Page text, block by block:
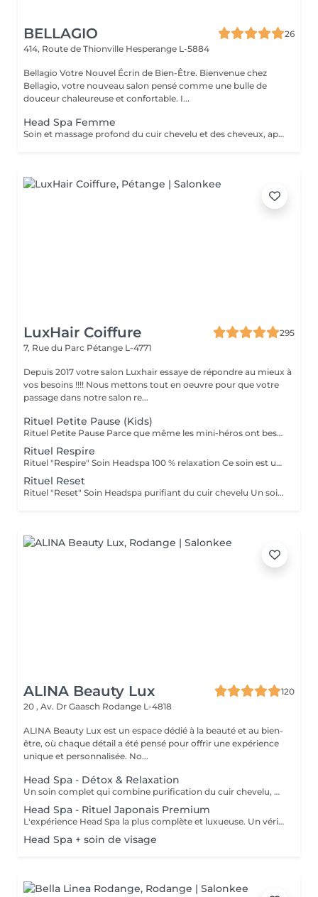
BELLAGIO
26
414, Route de Thionville Hesperange L-5884
Bellagio Votre Nouvel Écrin de Bien-Être. Bienvenue chez
Bellagio, votre nouveau salon pensé comme une bulle de
douceur chaleureuse et confortable. I...
Head Spa Femme
Soin et massage profond du cuir chevelu et des cheveux, après le soins un brushing ou séchage naturelle .
LuxHair Coiffure
295
7, Rue du Parc Pétange L-4771
Depuis 2017 votre salon Luxhair essaye de répondre au mieux à
vos besoins !!!! Nous mettons tout en oeuvre pour que votre
passage dans notre salon re...
Rituel Petite Pause (Kids)
Rituel Petite Pause Parce que même les mini-héros ont besoin de souffler ! Un moment tout doux pour que les enfants apprennent à se poser, se détendre et dire bye-bye au stress (même petit !). Avec un massage câlin du cuir chevelu, des papouilles légères et un soin tout frais pour des cheveux qui sentent bon la liberté. Un soin rigolo et relax, parfait pour que les petits se sentent comme des champions du chill ! Bienfaits : détente garantie, cuir chevelu tout propre, et surtout, plein de sourires ! Durée : 45 min Séchage naturel offert en fin de soin.
Rituel Respire
Rituel "Respire" Soin Headspa 100 % relaxation Ce soin est une invitation à lâcher prise. À travers un massage crânien lent, fluide et profond, les tensions accumulées s'évanouissent, les pensées s'apaisent, le corps se relâche. La gestuelle est inspirée des techniques japonaises de relaxation, pour favoriser la circulation et éveiller une sensation de calme intérieur immédiat. Bienfaits : apaisement du système nerveux, relâchement musculaire, sensation de légèreté mentale. 1h15 brushing ou séchage naturel offert en fin de soin.
Rituel Reset
Rituel "Reset" Soin Headspa purifiant du cuir chevelu Un soin pensé comme un redémarrage. Grâce à une gestuelle précise et des produits détoxifiants, ce rituel libère le cuir chevelu des toxines, impuretés et excès de sébum. Il relance la microcirculation, apporte une vraie sensation de fraîcheur et rééquilibre le terrain capillaire. Idéal pour retrouver un cuir chevelu sain et réactiver la vitalité naturelle des cheveux. Bienfaits : nettoyage profond, sensation de légèreté, meilleure oxygénation, base saine pour la repousse. 1h30 Diagnostic personnalisé + brushing ou séchage naturel inclus.
ALINA Beauty Lux
120
20 , Av. Dr Gaasch Rodange L-4818
ALINA Beauty Lux est un espace dédié à la beauté et au bien-
être, où chaque détail a été pensé pour offrir une expérience
unique et personnalisée. No...
Head Spa - Détox & Relaxation
Un soin complet qui combine purification du cuir chevelu, détoxification et massage relaxant. Inspiré des techniques japonaises, il élimine les impuretés, oxygène la peau et favorise la croissance des cheveux. Le visage se détend, l'esprit s'apaise et le cuir chevelu respire à nouveau.
Head Spa - Rituel Japonais Premium
L'expérience Head Spa la plus complète et luxueuse. Un véritable rituel japonais qui associe aromathérapie, massages profonds. Un moment d'équilibre, d'énergie et de renaissance pour le corps et l'esprit.
Head Spa + soin de visage